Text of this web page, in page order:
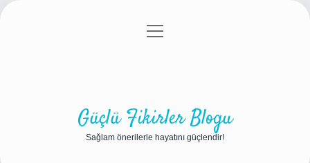
Gizlilik Politikası
menüyü
Güçlü Fikirler Blogu
Sağlam önerilerle hayatını güçlendir!